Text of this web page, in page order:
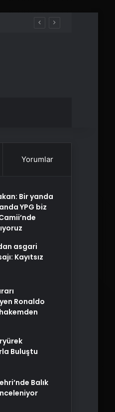
Yorumlar
Bir yanda
YPG biz
asgari
Kayıtsız
Ronaldo
Buluştu
Balık